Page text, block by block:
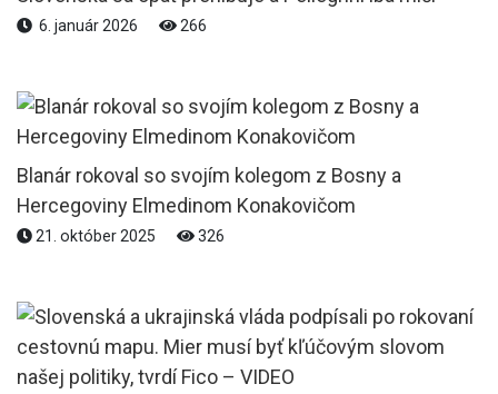
6. január 2026 266
Blanár rokoval so svojím kolegom z Bosny a
Hercegoviny Elmedinom Konakovičom
21. október 2025 326